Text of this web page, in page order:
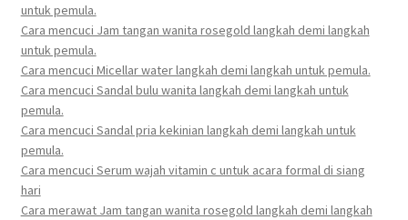
untuk pemula.
Cara mencuci Jam tangan wanita rosegold langkah demi langkah
untuk pemula.
Cara mencuci Micellar water langkah demi langkah untuk pemula.
Cara mencuci Sandal bulu wanita langkah demi langkah untuk
pemula.
Cara mencuci Sandal pria kekinian langkah demi langkah untuk
pemula.
Cara mencuci Serum wajah vitamin c untuk acara formal di siang
hari
Cara merawat Jam tangan wanita rosegold langkah demi langkah